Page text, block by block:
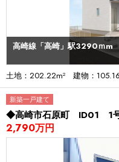
高崎線「高崎」駅3290ｍm
土地：202.22m² 建物：
新築一戸建て
◆高崎市石原町 ID01 1
2,790万円